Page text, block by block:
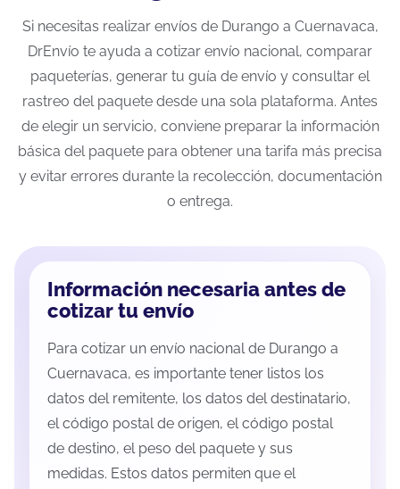
Si necesitas realizar envíos de Durango a Cuernavaca,
DrEnvío te ayuda a cotizar envío nacional, comparar
paqueterías, generar tu guía de envío y consultar el
rastreo del paquete desde una sola plataforma. Antes
de elegir un servicio, conviene preparar la información
básica del paquete para obtener una tarifa más precisa
y evitar errores durante la recolección, documentación
o entrega.
Información necesaria antes de
cotizar tu envío
Para cotizar un envío nacional de Durango a
Cuernavaca, es importante tener listos los
datos del remitente, los datos del destinatario,
el código postal de origen, el código postal
de destino, el peso del paquete y sus
medidas. Estos datos permiten que el